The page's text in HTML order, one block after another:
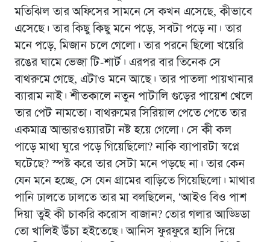
মতিঝিল তার অফিসের সামনে সে কখন এসেছে, কীভাবে
এসেছে। তার কিছু কিছু মনে পড়ে, সবটা পড়ে না। তার
মনে পড়ে, মিজান চলে গেলো। তার পরনে ছিলো খয়েরি
রঙের ঘামে ভেজা টি-শার্ট। এরপর বার তিনেক সে
বাথরুমে গেছে, এটাও মনে আছে। তার পাতলা পায়খানার
ব্যারাম নাই। শীতকালে নতুন পাটালি গুড়ের পায়েশ খেলে
তার পেট নামতো। বাথরুমের সিরিয়াল পেতে পেতে তার
একমাত্র আন্ডারওয়্যারটা নষ্ট হয়ে গেলো। সে কী কল
পাড়ে মাথা ঘুরে পড়ে গিয়েছিলো? নাকি ব্যাপারটা স্বপ্নে
ঘটেছে? স্পষ্ট করে তার সেটা মনে পড়ছে না। তার কেন
যেন মনে হচ্ছে, সে যেন গ্রামের বাড়িতে গিয়েছিলো। মাথার
পানি ঢালতে ঢালতে তার মা বলছিলেন, ‘আইও বিও পাশ
দিয়া তুই কী চাকরি করোস বাজান? তোর গলার আড্ডিডা
তো খালিই উঁচা হইতেছে। আনিস ফুরফুরে হাসি দিয়ে